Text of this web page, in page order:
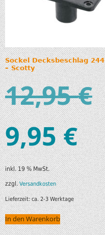
Sockel Decksbeschlag 244
– Scotty
12,95€
9,95€
inkl. 19 % MwSt.
zzgl.Versandkosten
Lieferzeit:ca. 2-3 Werktage
In den Warenkorb